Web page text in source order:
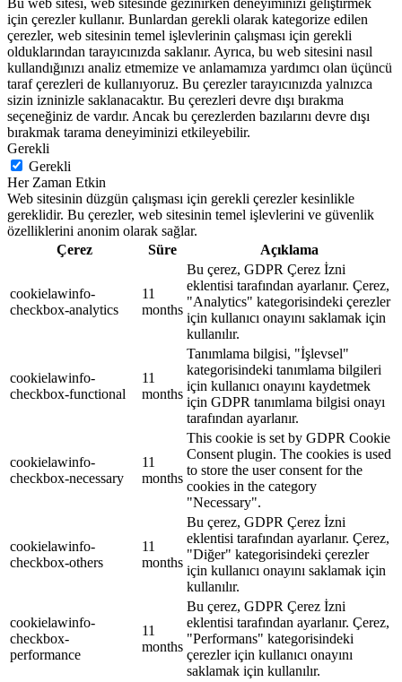
Bu web sitesi, web sitesinde gezinirken deneyiminizi geliştirmek
için çerezler kullanır. Bunlardan gerekli olarak kategorize edilen
çerezler, web sitesinin temel işlevlerinin çalışması için gerekli
olduklarından tarayıcınızda saklanır. Ayrıca, bu web sitesini nasıl
kullandığınızı analiz etmemize ve anlamamıza yardımcı olan üçüncü
taraf çerezleri de kullanıyoruz. Bu çerezler tarayıcınızda yalnızca
sizin izninizle saklanacaktır. Bu çerezleri devre dışı bırakma
seçeneğiniz de vardır. Ancak bu çerezlerden bazılarını devre dışı
bırakmak tarama deneyiminizi etkileyebilir.
Gerekli
Gerekli
Her Zaman Etkin
Web sitesinin düzgün çalışması için gerekli çerezler kesinlikle
gereklidir. Bu çerezler, web sitesinin temel işlevlerini ve güvenlik
özelliklerini anonim olarak sağlar.
Çerez
Süre Açıklama
cookielawinfo-
checkbox-analytics
11
months
Bu çerez, GDPR Çerez İzni
eklentisi tarafından ayarlanır. Çerez,
"Analytics" kategorisindeki çerezler
için kullanıcı onayını saklamak için
kullanılır.
cookielawinfo-
checkbox-functional
11
months
Tanımlama bilgisi, "İşlevsel"
kategorisindeki tanımlama bilgileri
için kullanıcı onayını kaydetmek
için GDPR tanımlama bilgisi onayı
tarafından ayarlanır.
cookielawinfo-
checkbox-necessary
11
months
This cookie is set by GDPR Cookie
Consent plugin. The cookies is used
to store the user consent for the
cookies in the category
"Necessary".
cookielawinfo-
checkbox-others
11
months
Bu çerez, GDPR Çerez İzni
eklentisi tarafından ayarlanır. Çerez,
"Diğer" kategorisindeki çerezler
için kullanıcı onayını saklamak için
kullanılır.
cookielawinfo-
checkbox-
performance
11
months
Bu çerez, GDPR Çerez İzni
eklentisi tarafından ayarlanır. Çerez,
"Performans" kategorisindeki
çerezler için kullanıcı onayını
saklamak için kullanılır.